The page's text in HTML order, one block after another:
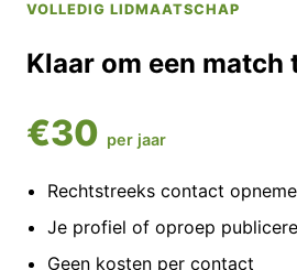
VOLLEDIG LIDMAATSCHAP
Klaar om een match
€30 per jaar
Rechtstreeks contact
Je profiel of oproep
Geen kosten per contact